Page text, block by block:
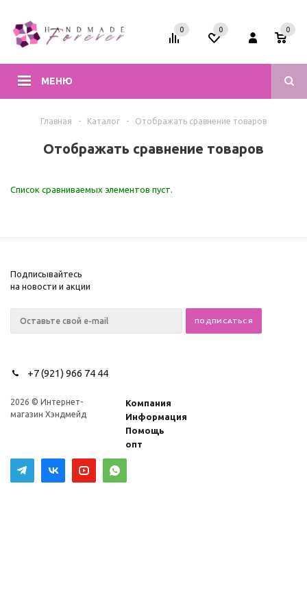
МЕНЮ
0 0 0
Главная - Каталог - Отображать сравнение товаров
Отображать сравнение товаров
Список сравниваемых элементов пуст.
Подписывайтесь
на новости и акции
+7 (921) 966 74 44
2026 © Интернет-
магазин Хэндмейд
Компания
Информация
Помощь
опт